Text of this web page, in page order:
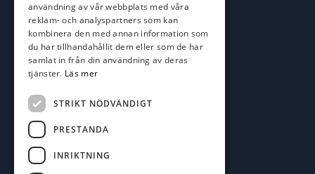
Karlskrona Båt & Fiske AB
Lallerstedts gata 4
371 54 Karlskrona
Följ oss
Facebook
användning av vår webbplats med våra
reklam- och analyspartners som kan
kombinera den med annan information som
du har tillhandahållit dem eller som de har
samlat in från din användning av deras
tjänster. Läs mer
STRIKT NÖDVÄNDIGT
PRESTANDA
INRIKTNING